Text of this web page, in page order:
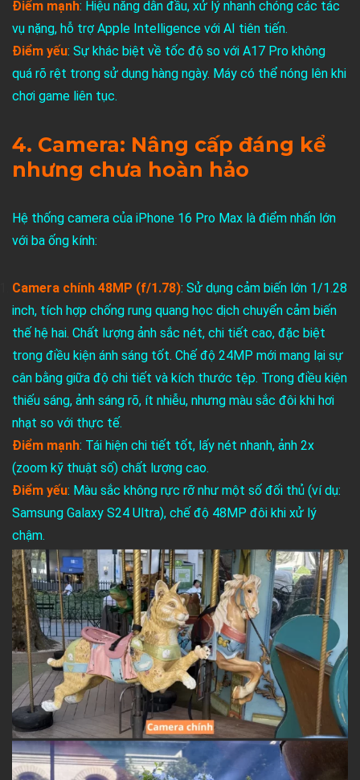
Điểm mạnh: Hiệu năng dẫn đầu, xử lý nhanh chóng các tác
vụ nặng, hỗ trợ Apple Intelligence với AI tiên tiến.
Điểm yếu: Sự khác biệt về tốc độ so với A17 Pro không
quá rõ rệt trong sử dụng hàng ngày. Máy có thể nóng lên khi
chơi game liên tục.
4. Camera: Nâng cấp đáng kể
nhưng chưa hoàn hảo
Hệ thống camera của iPhone 16 Pro Max là điểm nhấn lớn
với ba ống kính:
Camera chính 48MP (f/1.78): Sử dụng cảm biến lớn 1/1.28
inch, tích hợp chống rung quang học dịch chuyển cảm biến
thế hệ hai. Chất lượng ảnh sắc nét, chi tiết cao, đặc biệt
trong điều kiện ánh sáng tốt. Chế độ 24MP mới mang lại sự
cân bằng giữa độ chi tiết và kích thước tệp. Trong điều kiện
thiếu sáng, ảnh sáng rõ, ít nhiễu, nhưng màu sắc đôi khi hơi
nhạt so với thực tế.
Điểm mạnh: Tái hiện chi tiết tốt, lấy nét nhanh, ảnh 2x
(zoom kỹ thuật số) chất lượng cao.
Điểm yếu: Màu sắc không rực rỡ như một số đối thủ (ví dụ:
Samsung Galaxy S24 Ultra), chế độ 48MP đôi khi xử lý
chậm.